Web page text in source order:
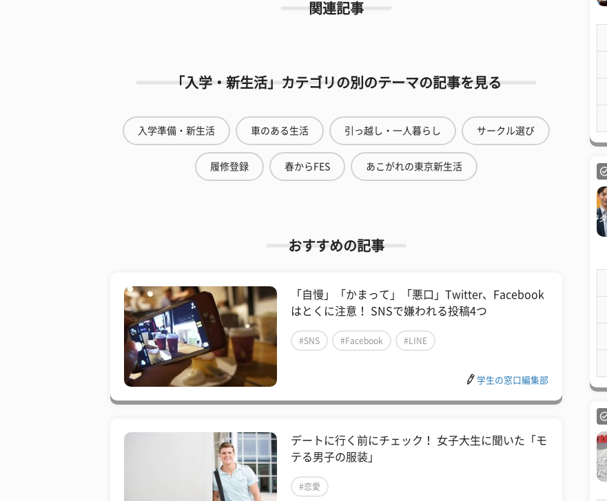
関連記事
「入学・新生活」カテゴリの別のテーマの記事を見る
入学準備・新生活 車のある生活 引っ越し・一人暮らし サークル選び
履修登録 春からFES あこがれの東京新生活
おすすめの記事
「自慢」「かまって」「悪口」Twitter、Facebook
はとくに注意！ SNSで嫌われる投稿4つ
#SNS #Facebook #LINE
学生の窓口編集部
デートに行く前にチェック！ 女子大生に聞いた「モ
テる男子の服装」
#恋愛